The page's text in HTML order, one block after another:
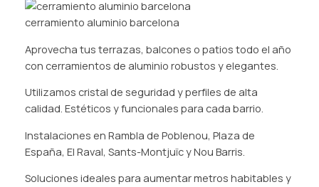
cerramiento aluminio barcelona
Aprovecha tus terrazas, balcones o patios todo el año
con cerramientos de aluminio robustos y elegantes.
Utilizamos cristal de seguridad y perfiles de alta
calidad. Estéticos y funcionales para cada barrio.
Instalaciones en Rambla de Poblenou, Plaza de
España, El Raval, Sants-Montjuïc y Nou Barris.
Soluciones ideales para aumentar metros habitables y